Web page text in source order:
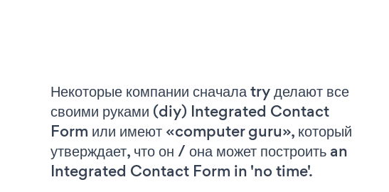
Некоторые компании сначала try делают все
своими руками (diy) Integrated Contact
Form или имеют «computer guru», который
утверждает, что он / она может построить an
Integrated Contact Form in 'no time'.